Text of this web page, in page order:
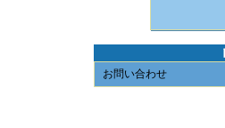
お問い合わせ